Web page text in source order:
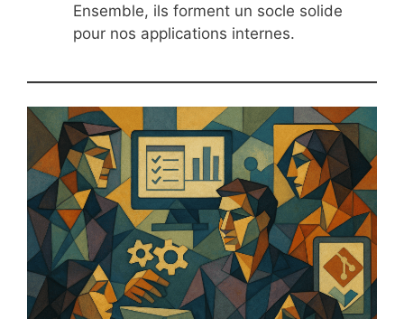
Ensemble, ils forment un socle solide
pour nos applications internes.